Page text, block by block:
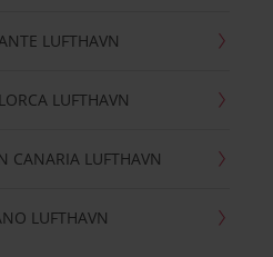
LUFTHAVN
LUFTHAVN
CANARIA LUFTHAVN
LUFTHAVN